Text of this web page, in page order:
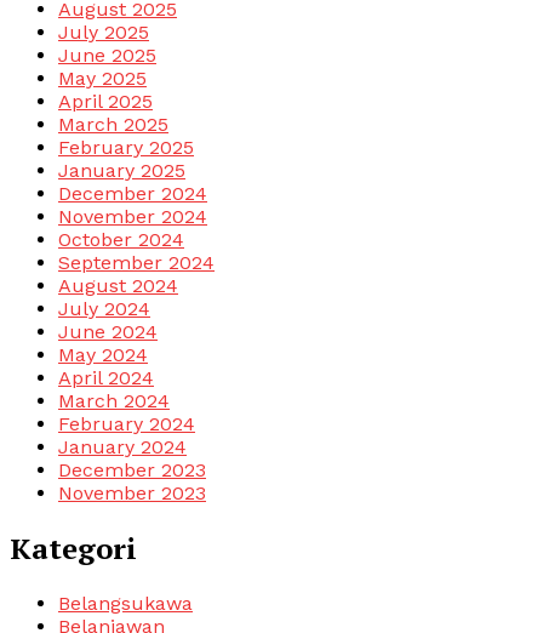
August 2025
July 2025
June 2025
May 2025
April 2025
March 2025
February 2025
January 2025
December 2024
November 2024
October 2024
September 2024
August 2024
July 2024
June 2024
May 2024
April 2024
March 2024
February 2024
January 2024
December 2023
November 2023
Kategori
Belangsukawa
Belanjawan